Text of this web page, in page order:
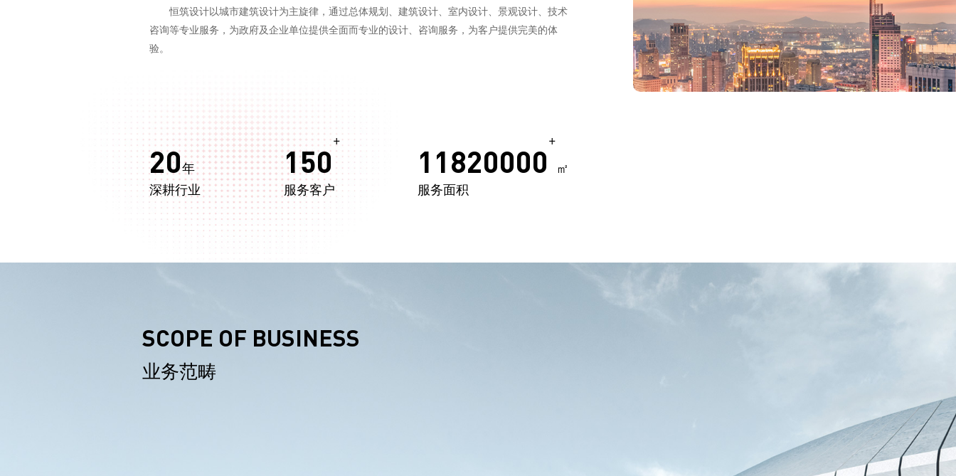
恒筑设计以城市建筑设计为主旋律，通过总体规划、建筑设计、室内设计、景观设计、技术
咨询等专业服务，为政府及企业单位提供全面而专业的设计、咨询服务，为客户提供完美的体
验。
20年
深耕行业
150
+
服务客户
11820000
+
㎡
服务面积
SCOPE OF BUSINESS
业务范畴